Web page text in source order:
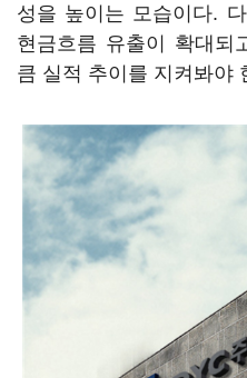
성을 높이는 모습이다.
현금흐름 유출이 확대되
큼 실적 추이를 지켜봐야